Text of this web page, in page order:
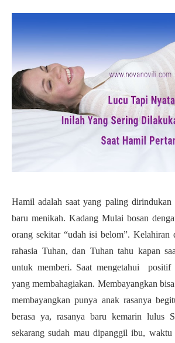
Hamil adalah saat yang paling dirindukan
baru menikah. Kadang Mulai bosan
orang sekitar “udah isi belom”. Kelahiran
rahasia Tuhan, dan Tuhan tahu kapan
untuk memberi. Saat mengetahui positif
yang membahagiakan. Membayangkan
membayangkan punya anak rasanya
berasa ya, rasanya baru kemarin lulus
sekarang sudah mau dipanggil ibu,